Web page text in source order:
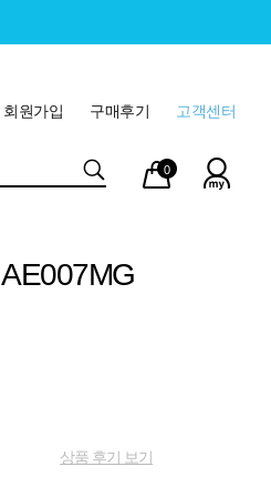
고객센터
구매후기
회원가입
마이
페이
장바
구니
0
상품 후기 보기